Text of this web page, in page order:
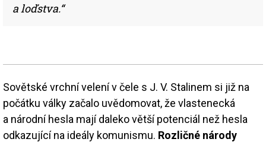
a loďstva.“
Sovětské vrchní velení v čele s J. V. Stalinem si již na
počátku války začalo uvědomovat, že vlastenecká
a národní hesla mají daleko větší potenciál než hesla
odkazující na ideály komunismu. Rozličné národy